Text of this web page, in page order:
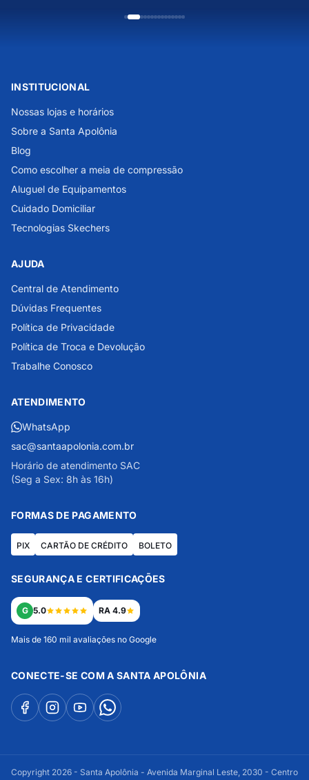
INSTITUCIONAL
Nossas lojas e horários
Sobre a Santa Apolônia
Blog
Como escolher a meia de compressão
Aluguel de Equipamentos
Cuidado Domiciliar
Tecnologias Skechers
AJUDA
Central de Atendimento
Dúvidas Frequentes
Política de Privacidade
Política de Troca e Devolução
Trabalhe Conosco
ATENDIMENTO
WhatsApp
sac@santaapolonia.com.br
Horário de atendimento SAC
(Seg a Sex: 8h às 16h)
FORMAS DE PAGAMENTO
PIX CARTÃO DE CRÉDITO BOLETO
SEGURANÇA E CERTIFICAÇÕES
G 5.0 RA 4.9
Mais de 160 mil avaliações no Google
CONECTE-SE COM A SANTA APOLÔNIA
Copyright 2026 - Santa Apolônia - Avenida Marginal Leste, 2030 - Centro